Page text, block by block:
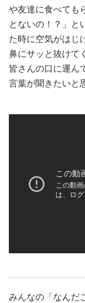
や友達に食べても
とないの！？」と
た時に空気がはじ
鼻にサッと抜けて
皆さんの口に運ん
言葉が聞きたいと
みんなの「なんだ